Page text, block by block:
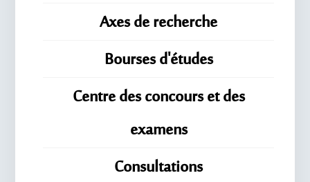
Axes de recherche
Bourses d'études
Centre des concours et des
examens
Consultations